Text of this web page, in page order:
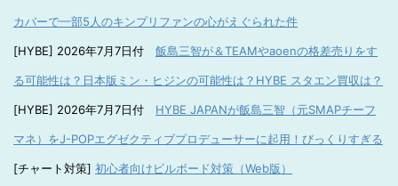
カバーで一部5人のキンプリファンの心がえぐられた件
[HYBE] 2026年7月7日付 飯島三智が＆TEAMやaoenの格差売りをす
る可能性は？日本版ミン・ヒジンの可能性は？HYBE スタエン買収は？
[HYBE] 2026年7月7日付 HYBE JAPANが飯島三智（元SMAPチーフ
マネ）をJ-POPエグゼクティブプロデューサーに起用！びっくりすぎる
[チャート対策] 初心者向けビルボード対策（Web版）